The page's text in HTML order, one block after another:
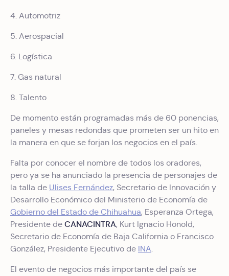
4. Automotriz
5. Aerospacial
6. Logística
7. Gas natural
8. Talento
De momento están programadas más de 60 ponencias,
paneles y mesas redondas que prometen ser un hito en
la manera en que se forjan los negocios en el país.
Falta por conocer el nombre de todos los oradores,
pero ya se ha anunciado la presencia de personajes de
la talla de Ulises Fernández, Secretario de Innovación y
Desarrollo Económico del Ministerio de Economía de
Gobierno del Estado de Chihuahua, Esperanza Ortega,
Presidente de CANACINTRA, Kurt Ignacio Honold,
Secretario de Economía de Baja California o Francisco
González, Presidente Ejecutivo de INA.
El evento de negocios más importante del país se